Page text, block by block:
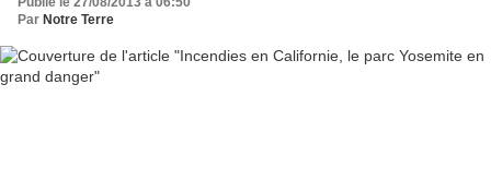
Par Notre Terre